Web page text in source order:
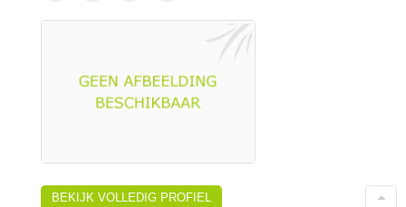
BEKIJK VOLLEDIG PROFIEL